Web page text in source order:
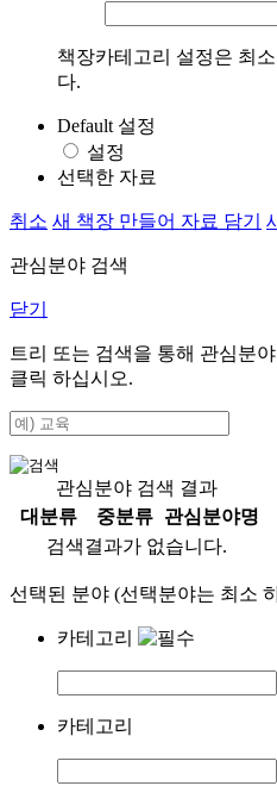
책장카테고리 설정은 최
다.
Default 설정
설정
선택한 자료
취소 새 책장 만들어 자료 담기
관심분야 검색
닫기
트리 또는 검색을 통해 관심분
클릭 하십시오.
관심분야 검색 결과
대분류
중분류
관심분야명
검색결과가 없습니다.
선택된 분야 (선택분야는 최소
카테고리
카테고리